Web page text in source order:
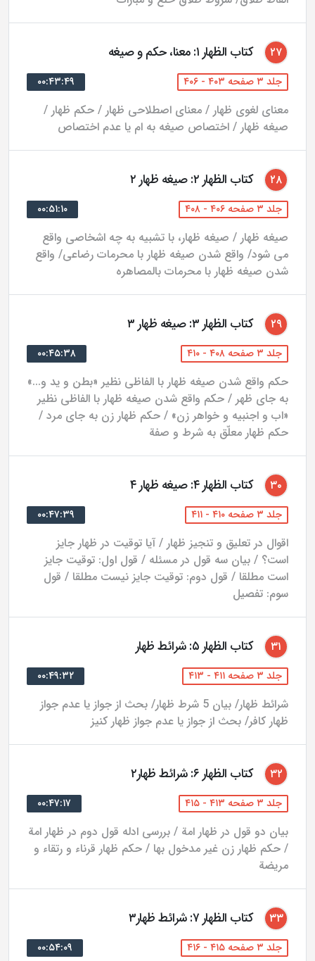
۲۷ کتاب الظهار ۱: معنا، حکم و صیغه
جلد ۳ صفحه ۴۰۳ - ۴۰۶ ۰۰:۴۳:۴۹
معنای لغوی ظهار / معنای اصطلاحی ظهار / حکم ظهار /
صیغه ظهار / اختصاص صیغه به ام یا عدم اختصاص
۲۸ کتاب الظهار ۲: صیغه ظهار ۲
جلد ۳ صفحه ۴۰۶ - ۴۰۸ ۰۰:۵۱:۱۰
صیغه ظهار / صیغه ظهار، با تشبیه به چه اشخاصی واقع
می شود/ واقع شدن صیغه ظهار با محرمات رضاعی/ واقع
شدن صیغه ظهار با محرمات بالمصاهره
۲۹ کتاب الظهار ۳: صیغه ظهار ۳
جلد ۳ صفحه ۴۰۸ - ۴۱۰ ۰۰:۴۵:۳۸
حکم واقع شدن صیغه ظهار با الفاظی نظیر «بطن و ید و...»
به جای ظهر / حکم واقع شدن صیغه ظهار با الفاظی نظیر
«اب و اجنبیه و خواهر زن» / حکم ظهار زن به جای مرد /
حکم ظهار معلّق به شرط و صفة
۳۰ کتاب الظهار ۴: صیغه ظهار ۴
جلد ۳ صفحه ۴۱۰ - ۴۱۱ ۰۰:۴۷:۳۹
اقوال در تعلیق و تنجیز ظهار / آیا توقیت در ظهار جایز
است؟ / بیان سه قول در مسئله / قول اول: توقیت جایز
است مطلقا / قول دوم: توقیت جایز نیست مطلقا / قول
سوم: تفصیل
۳۱ کتاب الظهار ۵: شرائط ظهار
جلد ۳ صفحه ۴۱۱ - ۴۱۳ ۰۰:۴۹:۳۲
شرائط ظهار/ بیان 5 شرط ظهار/ بحث از جواز یا عدم جواز
ظهار کافر/ بحث از جواز یا عدم جواز ظهار کنیز
۳۲ کتاب الظهار ۶: شرائط ظهار۲
جلد ۳ صفحه ۴۱۳ - ۴۱۵ ۰۰:۴۷:۱۷
بیان دو قول در ظهار امة / بررسی ادله قول دوم در ظهار امة
/ حکم ظهار زن غیر مدخول بها / حکم ظهار قرناء و رتقاء و
مریضة
۳۳ کتاب الظهار ۷: شرائط ظهار۳
جلد ۳ صفحه ۴۱۵ - ۴۱۶ ۰۰:۵۴:۰۹